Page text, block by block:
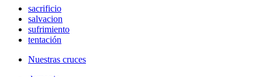
sacrificio
salvacion
sufrimiento
tentación
Nuestras cruces